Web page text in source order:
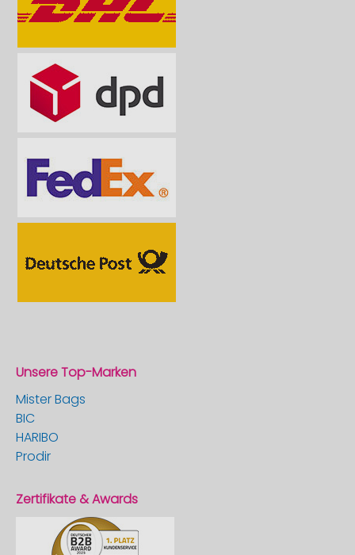
Unsere Top-Marken
Mister Bags
BIC
HARIBO
Prodir
Zertifikate & Awards